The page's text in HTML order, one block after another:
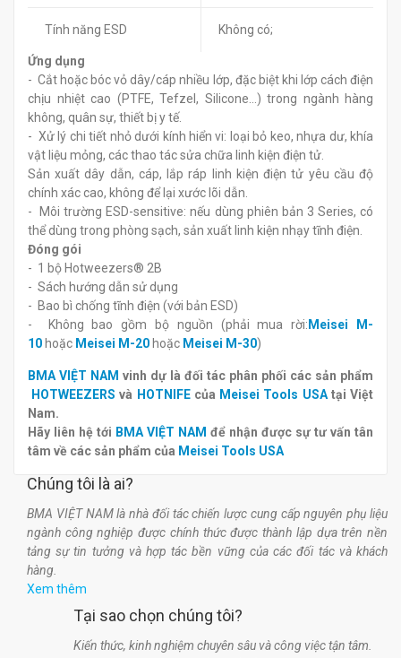
Tính năng ESD Không có;
Ứng dụng
- Cắt hoặc bóc vỏ dây/cáp nhiều lớp, đặc biệt khi lớp cách điện
chịu nhiệt cao (PTFE, Tefzel, Silicone…) trong ngành hàng
không, quân sự, thiết bị y tế.
- Xử lý chi tiết nhỏ dưới kính hiển vi: loại bỏ keo, nhựa dư, khía
vật liệu mỏng, các thao tác sửa chữa linh kiện điện tử.
Sản xuất dây dẫn, cáp, lắp ráp linh kiện điện tử yêu cầu độ
chính xác cao, không để lại xước lõi dẫn.
- Môi trường ESD-sensitive: nếu dùng phiên bản 3 Series, có
thể dùng trong phòng sạch, sản xuất linh kiện nhạy tĩnh điện.
Đóng gói
- 1 bộ Hotweezers® 2B
- Sách hướng dẫn sử dụng
- Bao bì chống tĩnh điện (với bản ESD)
- Không bao gồm bộ nguồn (phải mua rời: Meisei M-
10 hoặc Meisei M-20 hoặc Meisei M-30)
BMA VIỆT NAM vinh dự là đối tác phân phối các sản phẩm
HOTWEEZERS và HOTNIFEcủa Meisei Tools USAtại Việt
Nam.
Hãy liên hệ tới BMA VIỆT NAM để nhận được sự tư vấn tân
tâm về các sản phẩm của Meisei Tools USA
Chúng tôi là ai?
BMA VIỆT NAM là nhà đối tác chiến lược cung cấp nguyên phụ liệu
ngành công nghiệp được chính thức được thành lập dựa trên nền
tảng sự tin tưởng và hợp tác bền vững của các đối tác và khách
hàng.
Xem thêm
Tại sao chọn chúng tôi?
Kiến thức, kinh nghiệm chuyên sâu và công việc tận tâm.